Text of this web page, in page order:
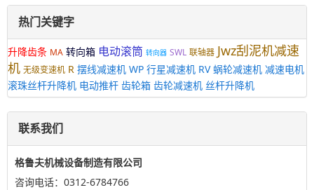
热门关键字
升降齿条 MA 转向箱 电动滚筒 转向器 SWL 联轴器 Jwz刮泥机减速
机 无级变速机 R 摆线减速机 WP 行星减速机 RV 蜗轮减速机 减速电机
滚珠丝杆升降机 电动推杆 齿轮箱 齿轮减速机 丝杆升降机
联系我们
格鲁夫机械设备制造有限公司
咨询电话：0312-6784766